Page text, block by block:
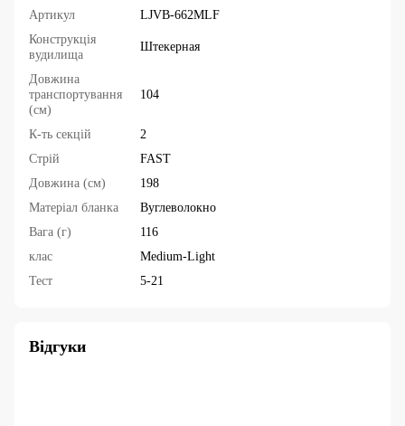
Артикул
LJVB-662MLF
Конструкція
вудилища
Штекерная
Довжина
транспортування
(см)
104
К-ть секцій
2
Стрій
FAST
Довжина (см)
198
Матеріал бланка
Вуглеволокно
Вага (г)
116
клас
Medium-Light
Тест
5-21
Відгуки